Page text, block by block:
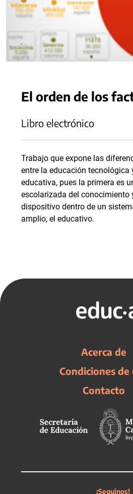
El orden de los
Libro electrónico
Trabajo que expone las
entre la educación tecnológica
educativa, pues la primera es
escolarizada del conocimiento
dispositivo dentro de un
amplio, el educativo.
Acerca de
Condiciones de
Contacto
¡Seguinos!